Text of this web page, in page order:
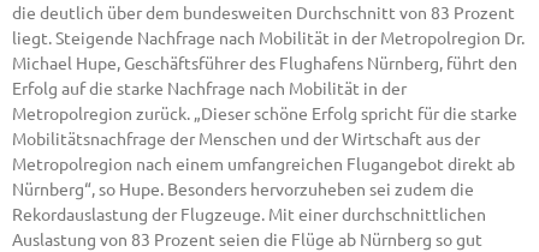
die deutlich über dem bundesweiten Durchschnitt von 83 Prozent
liegt. Steigende Nachfrage nach Mobilität in der Metropolregion Dr.
Michael Hupe, Geschäftsführer des Flughafens Nürnberg, führt den
Erfolg auf die starke Nachfrage nach Mobilität in der
Metropolregion zurück. „Dieser schöne Erfolg spricht für die starke
Mobilitätsnachfrage der Menschen und der Wirtschaft aus der
Metropolregion nach einem umfangreichen Flugangebot direkt ab
Nürnberg“, so Hupe. Besonders hervorzuheben sei zudem die
Rekordauslastung der Flugzeuge. Mit einer durchschnittlichen
Auslastung von 83 Prozent seien die Flüge ab Nürnberg so gut